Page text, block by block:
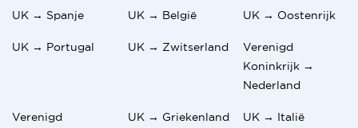
UK → Spanje UK → België UK → Oostenrijk
UK → Portugal UK → Zwitserland
Verenigd
Koninkrijk →
Nederland
Verenigd
UK → Griekenland UK → Italië